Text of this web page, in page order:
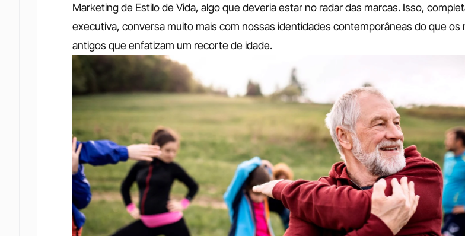
Marketing de Estilo de Vida, algo que deveria estar no radar das marcas. Isso,
executiva, conversa muito mais com nossas identidades contemporâneas do que os
antigos que enfatizam um recorte de idade.